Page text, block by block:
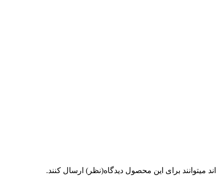
میتوانند برای این محصول دیدگاه(نظر) ارسال کنند.